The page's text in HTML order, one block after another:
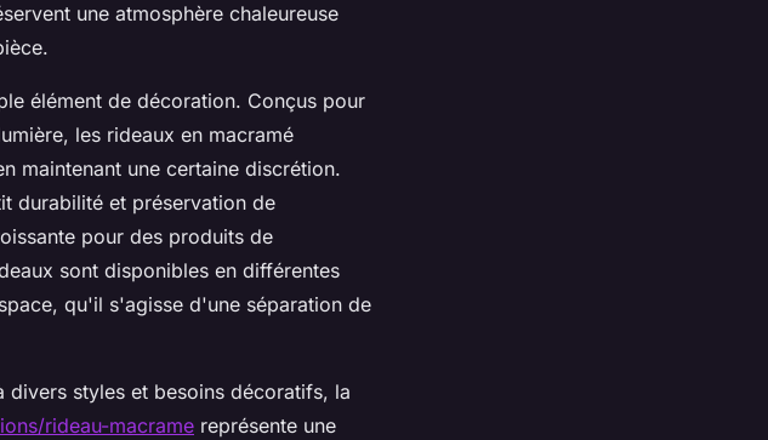
une atmosphère chaleureuse
élément de décoration. Conçus pour
les rideaux en macramé
maintenant une certaine discrétion.
durabilité et préservation de
pour des produits de
sont disponibles en différentes
qu'il s'agisse d'une séparation de
styles et besoins décoratifs, la
rideau-macrame représente une